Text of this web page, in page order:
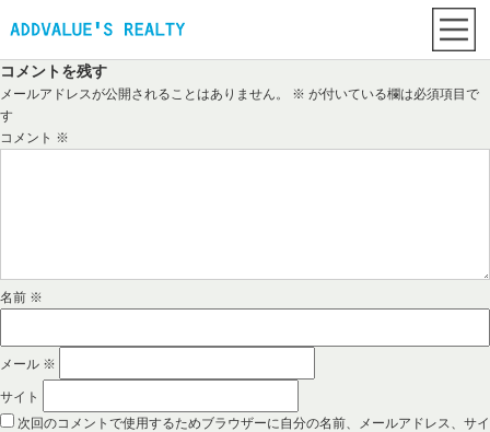
コメントを残す
メールアドレスが公開されることはありません。 ※ が付いている欄は必須項目で
す
コメント ※
名前 ※
メール ※
サイト
次回のコメントで使用するためブラウザーに自分の名前、メールアドレス、サイ